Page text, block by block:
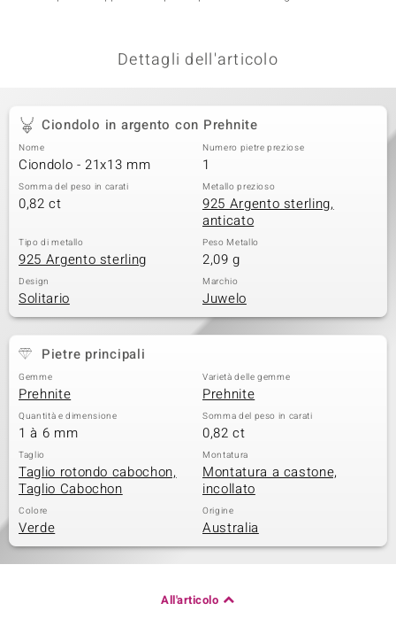
Dettagli dell'articolo
Ciondolo in argento con Prehnite
Nome
Ciondolo - 21x13 mm
Numero pietre preziose
1
Somma del peso in carati
0,82 ct
Metallo prezioso
925 Argento sterling,
anticato
Tipo di metallo
925 Argento sterling
Peso Metallo
2,09 g
Design
Solitario
Marchio
Juwelo
Pietre principali
Gemme
Prehnite
Varietà delle gemme
Prehnite
Quantità e dimensione
1 à 6 mm
Somma del peso in carati
0,82 ct
Taglio
Taglio rotondo cabochon,
Taglio Cabochon
Montatura
Montatura a castone,
incollato
Colore
Verde
Origine
Australia
All'articolo